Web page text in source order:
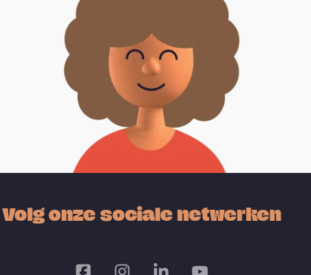
Volg onze sociale netwerken